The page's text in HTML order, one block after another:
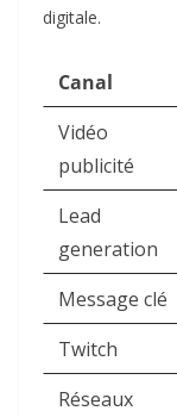
digitale.
Canal
Vidéo
publicité
Lead
generation
Message clé
Twitch
Réseaux